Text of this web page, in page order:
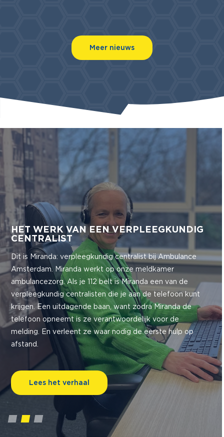
Meer nieuws
HET WERK VAN EEN VERPLEEGKUNDIG
CENTRALIST
Dit is Miranda: verpleegkundig centralist bij Ambulance
Amsterdam. Miranda werkt op onze meldkamer
ambulancezorg. Als je 112 belt is Miranda een van de
verpleegkundig centralisten die je aan de telefoon kunt
krijgen. Een uitdagende baan, want zodra Miranda de
telefoon opneemt is ze verantwoordelijk voor de
melding. En verleent ze waar nodig de eerste hulp op
afstand.
Lees het verhaal